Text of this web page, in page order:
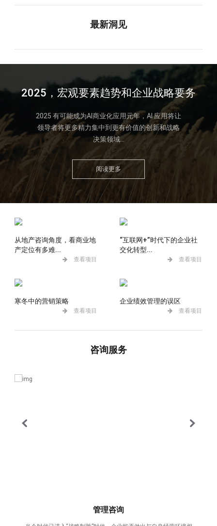
最新洞见
2025，宏观要素趋势和企业战略要务
2025 有可能成为AI商业化应用元年，AI 应用将让
领导者将更多精力集中到更有价值的创新和战略
决策领域...
阅读更多
从地产咨询角度，看商业地
产定位有多难...
查看项目
“互联网+”时代下的企业社
交化转型...
查看项目
寒冬中的营销策略
查看项目
企业绩效管理的误区
查看项目
咨询服务
管理咨询